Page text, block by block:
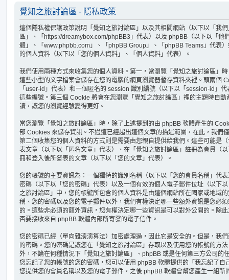
覺知之旅討論區 - 隱私政策
這個隱私權保護政策說明「覺知之旅討論區」以及其相關網站（以下以「我
區」、「https://dreamybox.com/phpBB3」代表）以及 phpBB（以下以「他
體」、「www.phpbb.com」、「phpBB Group」、「phpBB Teams」代表
的個人資料（以下以「您的個人資料」、「個人資料」代表）。
我們使用兩種方式來收集您的個人資料。第一，當瀏覽「覺知之旅討論區」
這些小型的文字檔案會儲存在您的電腦的網頁瀏覽器暫存資料夾裡。頭兩個
「user-id」代表）和一個匿名的 session 識別編號（以下以「session-id」
這些編號。第三個 Cookie 將會在您瀏覽「覺知之旅討論區」裡的主題時自
讀，讓您的瀏覽經驗變得更好。
當您瀏覽「覺知之旅討論區」時，除了上述提到的由 phpBB 軟體產生的
部 Cookies 來儲存資訊。不過這已經超出這個文章的描述範圍，在此，我們
第二個收集您的個人資料的方式則是需要由您親自提供給我們。這些可能是
表文章（以下以「匿名文章」代表）、在「覺知之旅討論區」註冊為會員（
冊和登入後所發表的文章（以下以「您的文章」代表）。
您的帳號的主要資訊為：一個獨特的識別名稱（以下以「您的會員名稱」代
密碼（以下以「您的密碼」代表）以及一個有效的個人電子郵件位址（以下
之旅討論區」中，您的帳號所包含的個人資料是由這個網站所在國家或地域
稱、您的密碼以及您的電子郵件以外，我們有權決定哪一些額外資訊是您必
的。這些非必須的額外資訊，您有權決定哪一些資訊是可以對外公開的。除
否要接收來自 phpBB 軟體內部所寄發的電子信件。
您的密碼已經（單向雜湊演算法）加密處理過，因此它是安全的。但是，我
的密碼。您的密碼是讓您在「覺知之旅討論區」存取以及使用您的帳號的方
外，不論在何種情況下「覺知之旅討論區」、phpBB 或是任何第三方公司的
您忘記了您的帳號的您的密碼，您可以使用 phpBB 軟體提供的「我忘記了自
您提供您的會員名稱以及您的電子郵件，之後 phpBB 軟體會幫您產生一組新